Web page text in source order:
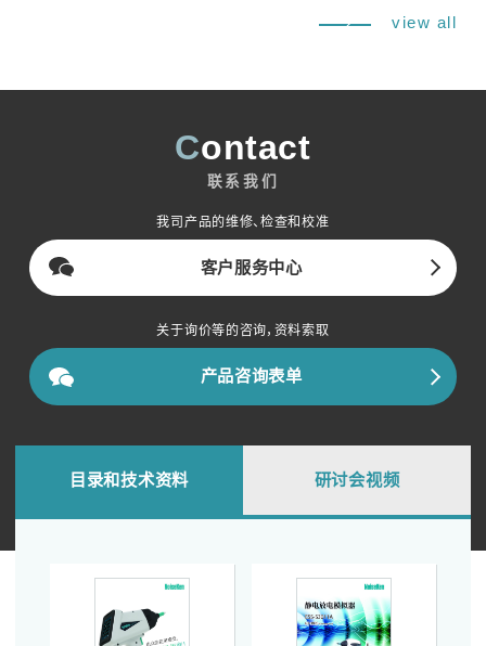
view all
Contact
联系我们
我司产品的维修、检查和校准
客户服务中心
关于询价等的咨询，资料索取
产品咨询表单
目录和技术资料 研讨会视频